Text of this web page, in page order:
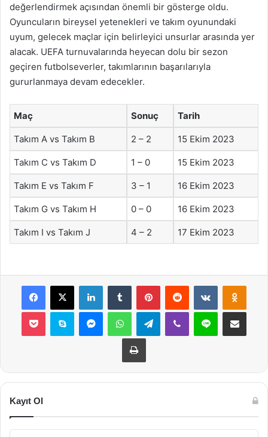
değerlendirmek açısından önemli bir gösterge oldu.
Oyuncuların bireysel yetenekleri ve takım oyunundaki
uyum, gelecek maçlar için belirleyici unsurlar arasında yer
alacak. UEFA turnuvalarında heyecan dolu bir sezon
geçiren futbolseverler, takımlarının başarılarıyla
gururlanmaya devam edecekler.
Maç Sonuç Tarih
Takım A vs Takım B 2 – 2 15 Ekim 2023
Takım C vs Takım D 1 – 0 15 Ekim 2023
Takım E vs Takım F 3 – 1 16 Ekim 2023
Takım G vs Takım H 0 – 0 16 Ekim 2023
Takım I vs Takım J 4 – 2 17 Ekim 2023
Facebook
X LinkedInTumblr PinterestReddit VKontakte
Pocket Skype MessengerWhatsAppTelegramViber Line E-Posta ile
Yazdır
Kayıt Ol